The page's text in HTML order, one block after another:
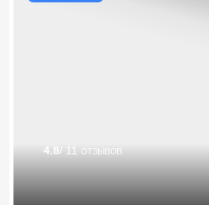
4.8/ 11 отзывов